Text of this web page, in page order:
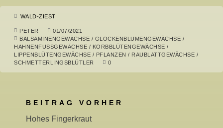
WALD-ZIEST
PETER
01/07/2021
BALSAMINENGEWÄCHSE / GLOCKENBLUMENGEWÄCHSE /
HAHNENFUSSGEWÄCHSE
/ KORBBLÜTENGEWÄCHSE /
LIPPENBLÜTENGEWÄCHSE / PFLANZEN / RAUBLATTGEWÄCHSE /
SCHMETTERLINGSBLÜTLER
0
BEITRAG VORHER
Hohes Fingerkraut